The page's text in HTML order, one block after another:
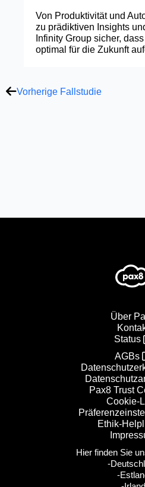
Von Produktivität und
zu prädiktiven Insights
Infinity Group sicher,
optimal für die Zukunft
Vorherige Fallstudie
Über
Status
AGBs
Pax8 Trust
Cookie-
Hier finden Sie
-
-